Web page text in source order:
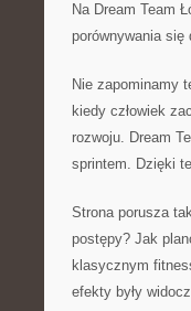
Na Dream Team
porównywania się
Nie zapominamy
kiedy człowiek
rozwoju. Dream
sprintem. Dzięki
Strona porusza
postępy? Jak
klasycznym
efekty były